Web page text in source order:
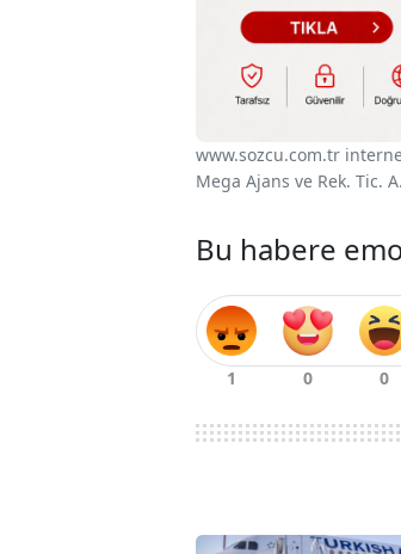
www.sozcu.com.tr
Mega Ajans ve Rek. Tic.
Bu habere